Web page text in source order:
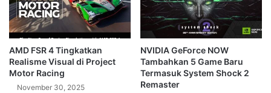
AMD FSR 4 Tingkatkan
Realisme Visual di Project
Motor Racing
November 30, 2025
NVIDIA GeForce NOW
Tambahkan 5 Game Baru
Termasuk System Shock 2
Remaster